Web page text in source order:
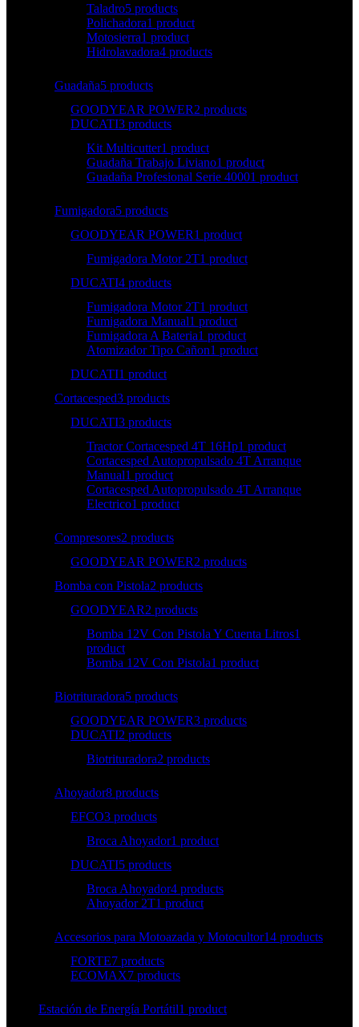
Taladro5 products
Polichadora1 product
Motosierra1 product
Hidrolavadora4 products
Guadaña5 products
GOODYEAR POWER2 products
DUCATI3 products
Kit Multicutter1 product
Guadaña Trabajo Liviano1 product
Guadaña Profesional Serie 40001 product
Fumigadora5 products
GOODYEAR POWER1 product
Fumigadora Motor 2T1 product
DUCATI4 products
Fumigadora Motor 2T1 product
Fumigadora Manual1 product
Fumigadora A Bateria1 product
Atomizador Tipo Cañon1 product
DUCATI1 product
Cortacesped3 products
DUCATI3 products
Tractor Cortacesped 4T 16Hp1 product
Cortacesped Autopropulsado 4T Arranque
Manual1 product
Cortacesped Autopropulsado 4T Arranque
Electrico1 product
Compresores2 products
GOODYEAR POWER2 products
Bomba con Pistola2 products
GOODYEAR2 products
Bomba 12V Con Pistola Y Cuenta Litros1
product
Bomba 12V Con Pistola1 product
Biotrituradora5 products
GOODYEAR POWER3 products
DUCATI2 products
Biotrituradora2 products
Ahoyador8 products
EFCO3 products
Broca Ahoyador1 product
DUCATI5 products
Broca Ahoyador4 products
Ahoyador 2T1 product
Accesorios para Motoazada y Motocultor14 products
FORTE7 products
ECOMAX7 products
Estación de Energía Portátil1 product